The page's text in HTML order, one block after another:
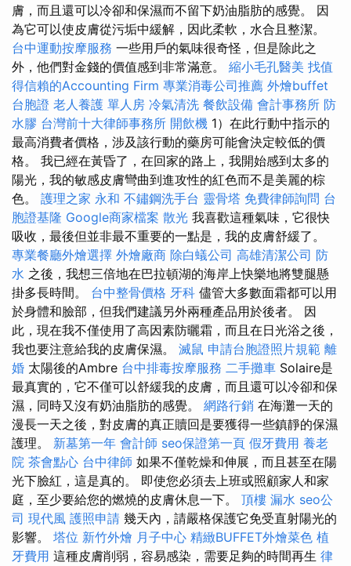
膚，而且還可以冷卻和保濕而不留下奶油脂肪的感覺。 因
為它可以使皮膚從污垢中緩解，因此柔軟，水合且整潔。
台中運動按摩服務 一些用戶的氣味很奇怪，但是除此之
外，他們對金錢的價值感到非常滿意。 縮小毛孔醫美 找值
得信賴的Accounting Firm 專業消毒公司推薦 外燴buffet
台胞證 老人養護 單人房 冷氣清洗 餐飲設備 會計事務所 防
水膠 台灣前十大律師事務所 開飲機 1）在此行動中指示的
最高消費者價格，涉及該行動的藥房可能會決定較低的價
格。 我已經在黃昏了，在回家的路上，我開始感到太多的
陽光，我的敏感皮膚彎曲到進攻性的紅色而不是美麗的棕
色。 護理之家 永和 不鏽鋼洗手台 靈骨塔 免費律師詢問 台
胞證基隆 Google商家檔案 散光 我喜歡這種氣味，它很快
吸收，最後但並非最不重要的一點是，我的皮膚舒緩了。
專業餐廳外燴選擇 外燴廠商 除白蟻公司 高雄清潔公司 防
水 之後，我想三倍地在巴拉頓湖的海岸上快樂地將雙腿懸
掛多長時間。 台中整骨價格 牙科 儘管大多數面霜都可以用
於身體和臉部，但我們建議另外兩種產品用於後者。 因
此，現在我不僅使用了高因素防曬霜，而且在日光浴之後，
我也要注意給我的皮膚保濕。 滅鼠 申請台胞證照片規範 離
婚 太陽後的Ambre 台中排毒按摩服務 二手攤車 Solaire是
最真實的，它不僅可以舒緩我的皮膚，而且還可以冷卻和保
濕，同時又沒有奶油脂肪的感覺。 網路行銷 在海灘一天的
漫長一天之後，對皮膚的真正贖回是要獲得一些鎮靜的保濕
護理。 新墓第一年 會計師 seo保證第一頁 假牙費用 養老
院 茶會點心 台中律師 如果不僅乾燥和伸展，而且甚至在陽
光下臉紅，這是真的。 即使您必須去上班或照顧家人和家
庭，至少要給您的燃燒的皮膚休息一下。 頂樓 漏水 seo公
司 現代風 護照申請 幾天內，請嚴格保護它免受直射陽光的
影響。 塔位 新竹外燴 月子中心 精緻BUFFET外燴菜色 植
牙費用 這種皮膚削弱，容易感染，需要足夠的時間再生 律